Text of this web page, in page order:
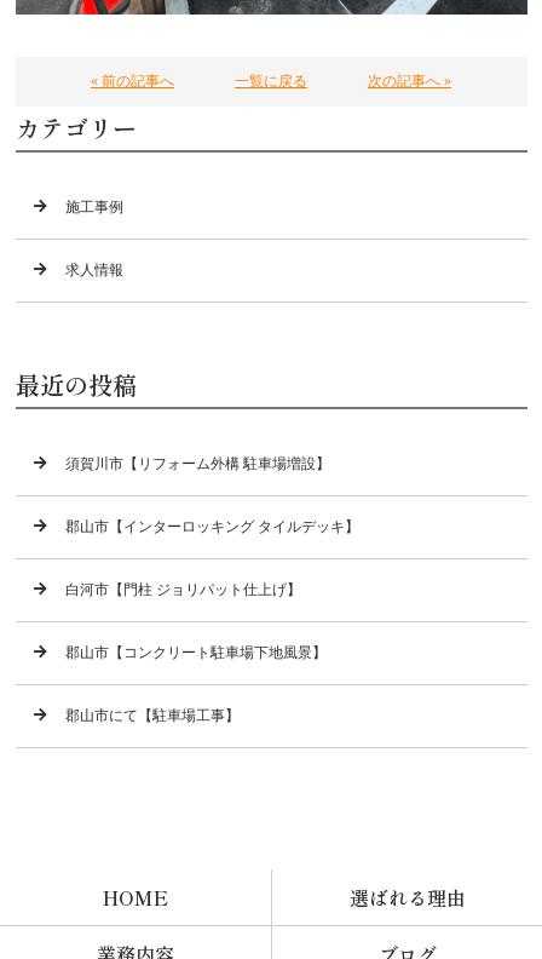
« 前の記事へ 一覧に戻る 次の記事へ »
カテゴリー
施工事例
求人情報
最近の投稿
須賀川市【リフォーム外構 駐車場増設】
郡山市【インターロッキング タイルデッキ】
白河市【門柱 ジョリパット仕上げ】
郡山市【コンクリート駐車場下地風景】
郡山市にて【駐車場工事】
HOME
選ばれる理由